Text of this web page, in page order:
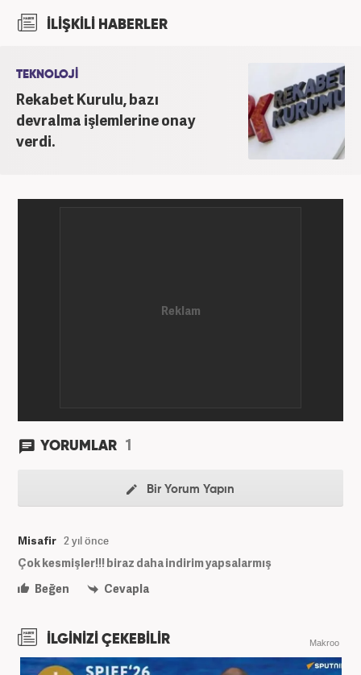
yıl boyunca spor spikerliği ve muhabirliği
bir haber kanalında haber ve spor editörlüğü yaptı.
Ardından Turkuvaz Medya Grubu’nda editörlük
görevinde bulundu. 2024 Mayıs ayından itibaren
Kanal 7 Medya Grubu’na bağlı Haber7.com’da editör
olarak görevini sürdürmektedir.
İLİŞKİLİ HABERLER
TEKNOLOJİ
Rekabet Kurulu, bazı
devralma işlemlerine onay
verdi.
YORUMLAR 1
Bir Yorum Yapın
Misafir 2 yıl önce
Çok kesmişler!!! biraz daha indirim yapsalarmış
Beğen
Cevapla
İLGİNİZİ ÇEKEBİLİR Makroo